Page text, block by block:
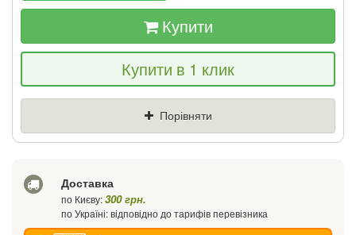
Якщо Ви знайдете товар дешевше - ми
знизимо ціну і подаруємо % від різниці
Купити
Купити в 1 клик
Порівняти
Доставка
по Києву:300 грн.
по Україні: відповідно до тарифів перевізника